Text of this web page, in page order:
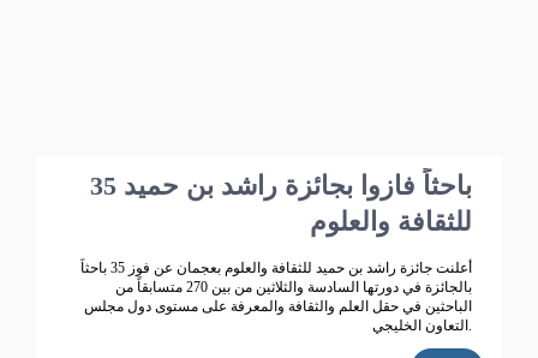
35 باحثاً فازوا بجائزة راشد بن حميد
للثقافة والعلوم
أعلنت جائزة راشد بن حميد للثقافة والعلوم بعجمان عن فوز 35 باحثاً
بالجائزة في دورتها السادسة والثلاثين من بين 270 متسابقاً من
الباحثين في حقل العلم والثقافة والمعرفة على مستوى دول مجلس
التعاون الخليجي.